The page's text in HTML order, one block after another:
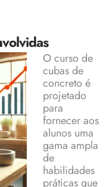
O curso de
cubas de
concreto é
projetado
para
fornecer aos
alunos uma
gama ampla
de
habilidades
práticas que